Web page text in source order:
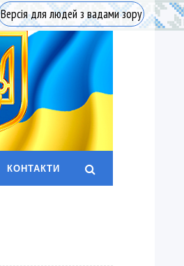
Версія для людей з вадами зору
КОНТАКТИ